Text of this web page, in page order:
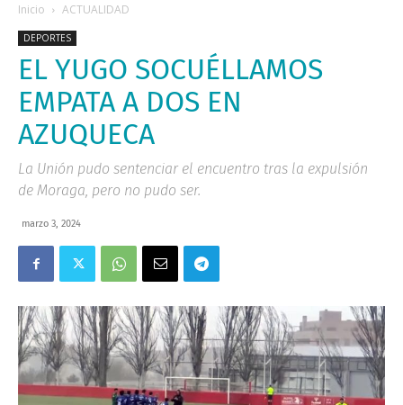
Inicio ACTUALIDAD
DEPORTES
EL YUGO SOCUÉLLAMOS
EMPATA A DOS EN
AZUQUECA
La Unión pudo sentenciar el encuentro tras la expulsión
de Moraga, pero no pudo ser.
marzo 3, 2024